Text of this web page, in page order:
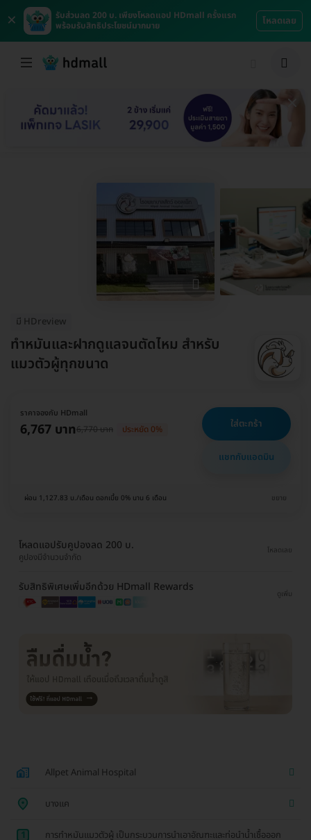
×
รับส่วนลด 200 บ. เพียงโหลดแอป HDmall ครั้งแรก
พร้อมรับสิทธิประโยชน์มากมาย
โหลดเลย
มี HDreview
ทำหมันและฝากดูแลจนตัดไหม สำหรับ
แมวตัวผู้ทุกขนาด
ราคาจองกับ HDmall
6,767 บาท6,770 บาท ประหยัด 0% ใส่ตะกร้า
แชทกับแอดมิน
ผ่อน 1,127.83 บ./เดือน ดอกเบี้ย 0% นาน 6 เดือน ขยาย
โหลดแอปรับคูปองลด 200 บ.
คูปองมีจำนวนจำกัด
โหลดเลย
รับสิทธิพิเศษเพิ่มอีกด้วย HDmall Rewards
ดูเพิ่ม
Allpet Animal Hospital
บางแค
1
การทำหมันแมวตัวผู้ เป็นกระบวนการนำเอาอัณฑะและท่อนำน้ำเชื้อออก